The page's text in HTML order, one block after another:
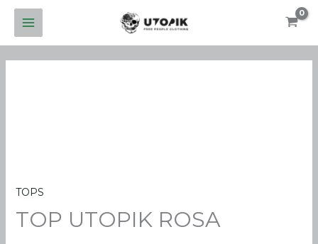
Aller
contenu
TOPS
TOP UTOPIK ROSA
quantité
de